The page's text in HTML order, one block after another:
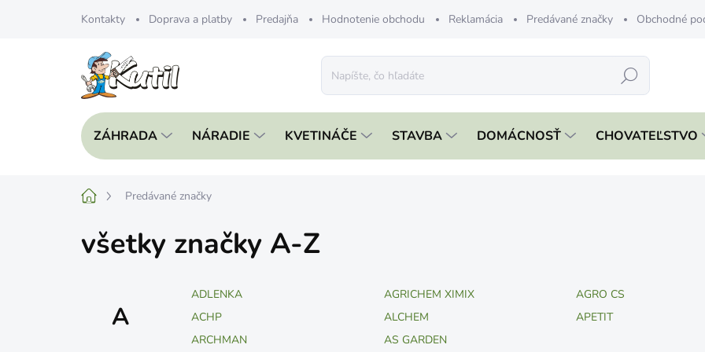
Kontakty Doprava a platby Predajňa Hodnotenie obchodu Reklamácia Predávané značky Obchodné
Hľadať
ZÁHRADA NÁRADIE KVETINÁČE STAVBA DOMÁCNOSŤ CHOVATEĽSTVO
DomovPredávané značky
všetky značky A-Z
A
ADLENKA AGRICHEM XIMIX AGRO CS
ACHP
ALCHEM APETIT
ARCHMAN
AS GARDEN